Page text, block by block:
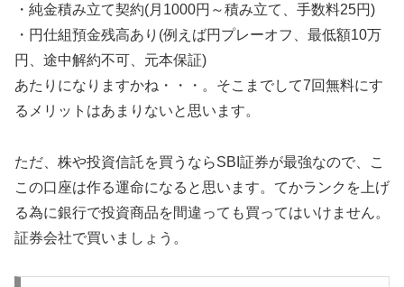
・純金積み立て契約(月1000円～積み立て、手数料25円)
・円仕組預金残高あり(例えば円プレーオフ、最低額10万
円、途中解約不可、元本保証)
あたりになりますかね・・・。そこまでして7回無料にす
るメリットはあまりないと思います。
ただ、株や投資信託を買うならSBI証券が最強なので、こ
この口座は作る運命になると思います。てかランクを上げ
る為に銀行で投資商品を間違っても買ってはいけません。
証券会社で買いましょう。